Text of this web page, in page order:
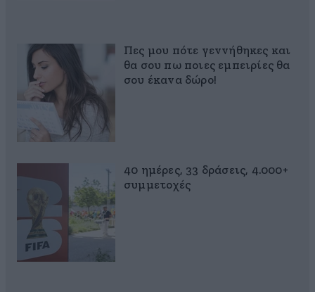
Πες μου πότε γεννήθηκες και
θα σου πω ποιες εμπειρίες θα
σου έκανα δώρο!
40 ημέρες, 33 δράσεις, 4.000+
συμμετοχές